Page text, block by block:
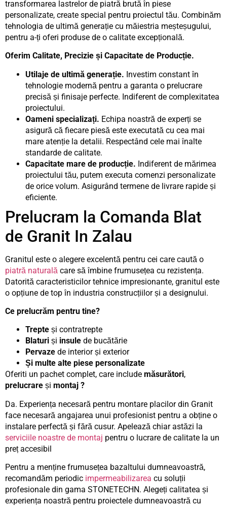
transformarea lastrelor de piatră brută în piese
personalizate, create special pentru proiectul tău. Combinăm
tehnologia de ultimă generație cu măiestria meșteșugului,
pentru a-ți oferi produse de o calitate excepțională.
Oferim Calitate, Precizie și Capacitate de Producție.
Utilaje de ultimă generație. Investim constant în
tehnologie modernă pentru a garanta o prelucrare
precisă și finisaje perfecte. Indiferent de complexitatea
proiectului.
Oameni specializați. Echipa noastră de experți se
asigură că fiecare piesă este executată cu cea mai
mare atenție la detalii. Respectând cele mai înalte
standarde de calitate.
Capacitate mare de producție. Indiferent de mărimea
proiectului tău, putem executa comenzi personalizate
de orice volum. Asigurând termene de livrare rapide și
eficiente.
Prelucram la Comanda Blat
de Granit In Zalau
Granitul este o alegere excelentă pentru cei care caută o
piatră naturală care să îmbine frumusețea cu rezistența.
Datorită caracteristicilor tehnice impresionante, granitul este
o opțiune de top în industria construcțiilor și a designului.
Ce prelucrăm pentru tine?
Trepte și contratrepte
Blaturi și insule de bucătărie
Pervaze de interior și exterior
Și multe alte piese personalizate
Oferiti un pachet complet, care include măsurători,
prelucrare și montaj ?
Da. Experiența necesară pentru montare placilor din Granit
face necesară angajarea unui profesionist pentru a obține o
instalare perfectă și fără cusur. Apelează chiar astăzi la
serviciile noastre de montaj pentru o lucrare de calitate la un
preț accesibil
Pentru a menține frumusețea bazaltului dumneavoastră,
recomandăm periodic impermeabilizarea cu soluții
profesionale din gama STONETECHN. Alegeți calitatea și
experiența noastră pentru proiectele dumneavoastră cu